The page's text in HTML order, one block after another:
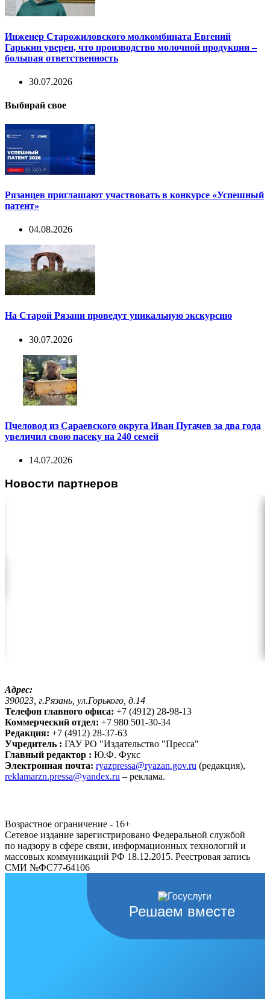
Инженер Старожиловского молкомбината Евгений
Гарькин уверен, что производство молочной продукции –
большая ответственность
30.07.2026
Выбирай свое
Рязанцев приглашают участвовать в конкурсе «Успешный
патент»
04.08.2026
На Старой Рязани проведут уникальную экскурсию
30.07.2026
Пчеловод из Сараевского округа Иван Пугачев за два года
увеличил свою пасеку на 240 семей
14.07.2026
Новости партнеров
Адрес:
390023, г.Рязань, ул.Горького, д.14
Телефон главного офиса: +7 (4912) 28-98-13
Коммерческий отдел: +7 980 501-30-34
Редакция: +7 (4912) 28-37-63
Учредитель : ГАУ РО "Издательство "Пресса"
Главный редактор : Ю.Ф. Фукс
Электронная почта: ryazpressa@ryazan.gov.ru (редакция),
reklamarzn.pressa@yandex.ru – реклама.
Возрастное ограничение - 16+
Сетевое издание зарегистрировано Федеральной службой
по надзору в сфере связи, информационных технологий и
массовых коммуникаций РФ 18.12.2015. Реестровая запись
СМИ №ФС77-64106
Решаем вместе